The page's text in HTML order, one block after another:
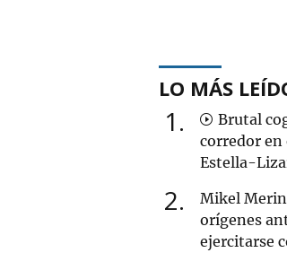
LO MÁS
1
Brutal
corredor en
Estella-
2
Mikel
orígenes
ejercitarse